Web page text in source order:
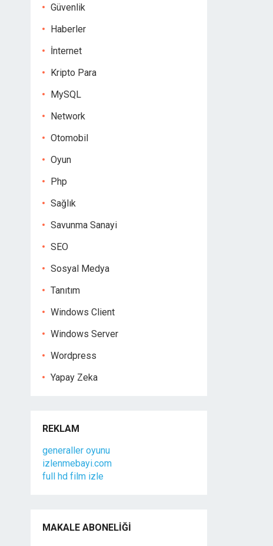
Güvenlik
Haberler
İnternet
Kripto Para
MySQL
Network
Otomobil
Oyun
Php
Sağlık
Savunma Sanayi
SEO
Sosyal Medya
Tanıtım
Windows Client
Windows Server
Wordpress
Yapay Zeka
REKLAM
generaller oyunu
izlenmebayi.com
full hd film izle
MAKALE ABONELIĞI